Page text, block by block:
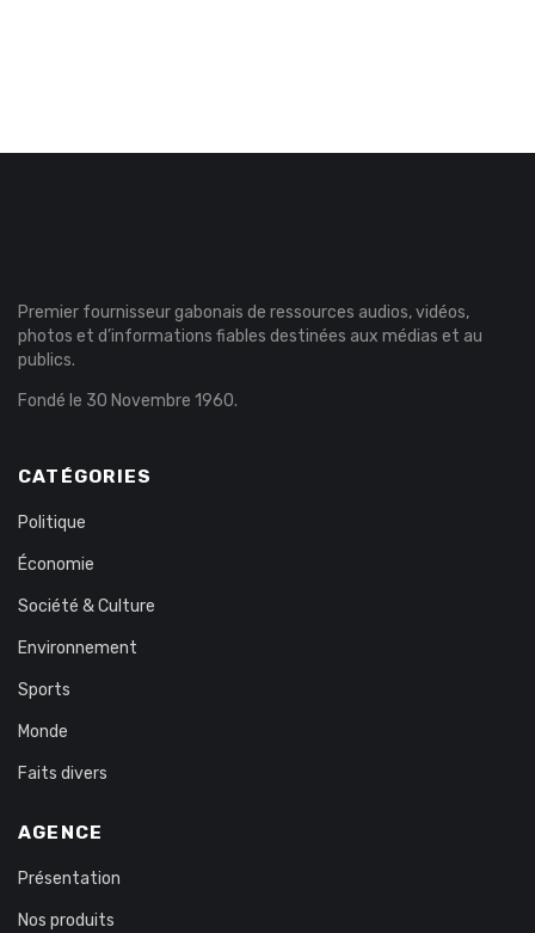
Premier fournisseur gabonais de ressources audios, vidéos,
photos et d’informations fiables destinées aux médias et au
publics.
Fondé le 30 Novembre 1960.
CATÉGORIES
Politique
Économie
Société & Culture
Environnement
Sports
Monde
Faits divers
AGENCE
Présentation
Nos produits